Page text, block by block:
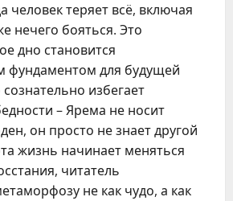
человек теряет всё, включая
нечего бояться. Это
дно становится
фундаментом для будущей
избегает
– Ярема не носит
он просто не знает другой
жизнь начинает меняться
читатель
не как чудо, а как